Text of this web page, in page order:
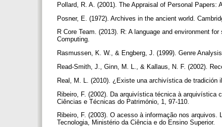
Pollard, R. A. (2001). The Appraisal of Personal
Posner, E. (1972). Archives in the ancient world.
R Core Team. (2013). R: A language and environment
Computing.
Rasmussen, K. W., & Engberg, J. (1999). Genre
Read-Smith, J., Ginn, M. L., & Kallaus, N. F. (2002).
Real, M. L. (2010). ¿Existe una archivística de tradición
Ribeiro, F. (2002). Da arquivística técnica à arquivística
Ciências e Técnicas do Património, 1, 97-110.
Ribeiro, F. (2003). O acesso à informação nos
Tecnologia, Ministério da Ciência e do Ensino Superior.